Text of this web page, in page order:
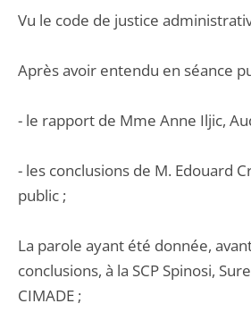
Vu le code de justice
Après avoir entendu en séance
- le rapport de Mme Anne Iljic,
- les conclusions de M. Edouard
public ;
La parole ayant été donnée,
conclusions, à la SCP Spinosi,
CIMADE ;